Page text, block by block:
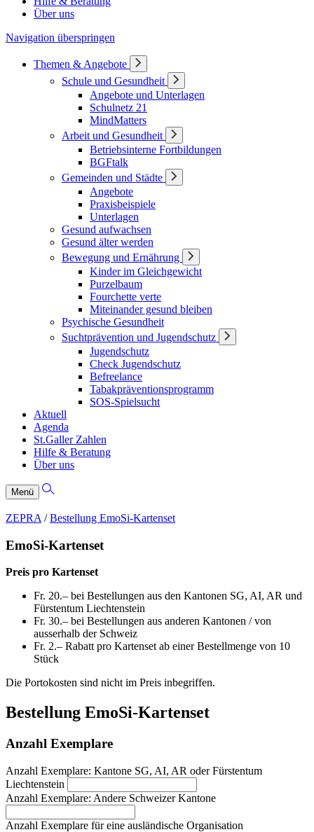
Über uns
Navigation überspringen
Themen & Angebote
Schule und Gesundheit
Angebote und Unterlagen
Schulnetz 21
MindMatters
Arbeit und Gesundheit
Betriebsinterne Fortbildungen
BGFtalk
Gemeinden und Städte
Angebote
Praxisbeispiele
Unterlagen
Gesund aufwachsen
Gesund älter werden
Bewegung und Ernährung
Kinder im Gleichgewicht
Purzelbaum
Fourchette verte
Miteinander gesund bleiben
Psychische Gesundheit
Suchtprävention und Jugendschutz
Jugendschutz
Check Jugendschutz
Befreelance
Tabakpräventionsprogramm
SOS-Spielsucht
Aktuell
Agenda
St.Galler Zahlen
Hilfe & Beratung
Über uns
Menü
ZEPRA / Bestellung EmoSi-Kartenset
EmoSi-Kartenset
Preis pro Kartenset
Fr. 20.– bei Bestellungen aus den Kantonen SG, AI, AR und
Fürstentum Liechtenstein
Fr. 30.– bei Bestellungen aus anderen Kantonen / von
ausserhalb der Schweiz
Fr. 2.– Rabatt pro Kartenset ab einer Bestellmenge von 10
Stück
Die Portokosten sind nicht im Preis inbegriffen.
Bestellung EmoSi-Kartenset
Anzahl Exemplare
Anzahl Exemplare: Kantone SG, AI, AR oder Fürstentum
Liechtenstein
Anzahl Exemplare: Andere Schweizer Kantone
Anzahl Exemplare für eine ausländische Organisation